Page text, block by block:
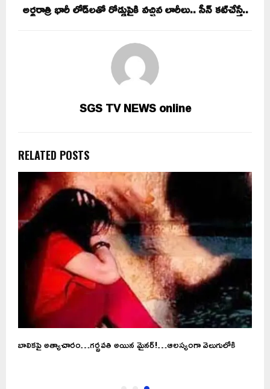
అర్థరాత్రి భారీ లోడ్‌లతో రోడ్డుపైకి వచ్చిన లారీలు.. సీన్ కట్‌చేస్తే..
SGS TV NEWS online
RELATED POSTS
బాలికపై అత్యాచారం…గర్భవతి అయిన మైనర్‌!…ఆలస్యంగా వెలుగులోకి